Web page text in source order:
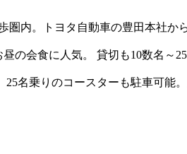
内。トヨタ自動車の豊田本社か
の会食に人気。 貸切も10数名～
名乗りのコースターも駐車可能